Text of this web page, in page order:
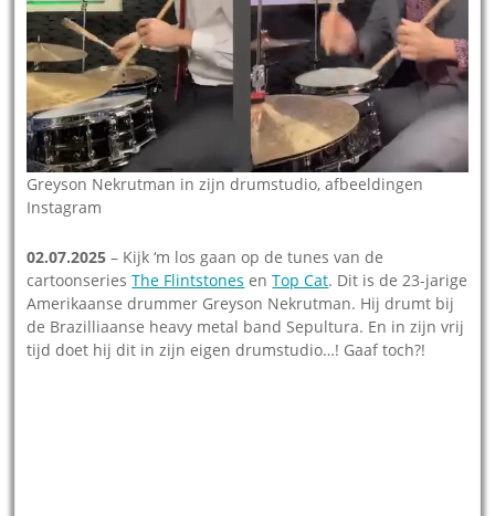
Greyson Nekrutman in zijn drumstudio, afbeeldingen
Instagram
02.07.2025 – Kijk ‘m los gaan op de tunes van de
cartoonseriesThe Flintstones enTop Cat. Dit is de 23-jarige
Amerikaanse drummer Greyson Nekrutman. Hij drumt bij
de Brazilliaanse heavy metal band Sepultura. En in zijn vrij
tijd doet hij dit in zijn eigen drumstudio…! Gaaf toch?!